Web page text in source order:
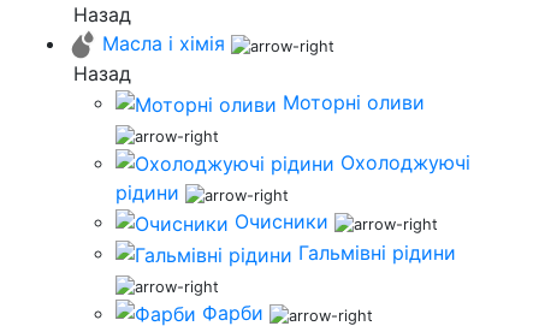
Назад
Масла і хімія
Назад
Моторні оливи
Охолоджуючі
рідини
Очисники
Гальмівні рідини
Фарби